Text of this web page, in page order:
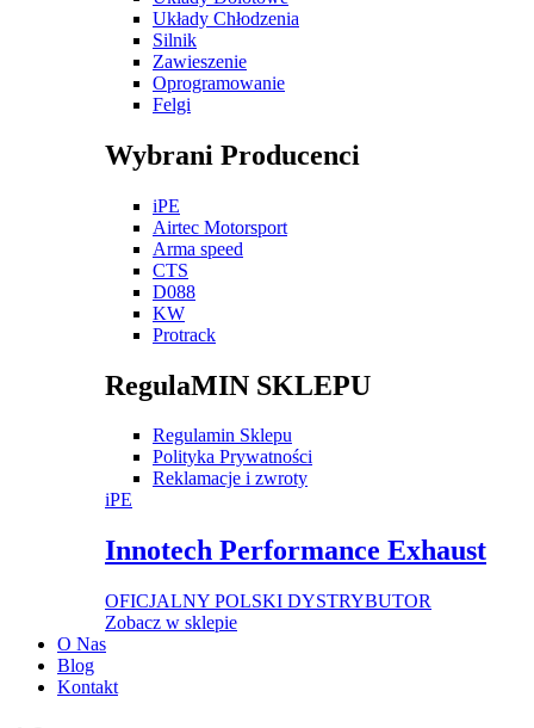
Układy Chłodzenia
Silnik
Zawieszenie
Oprogramowanie
Felgi
Wybrani Producenci
iPE
Airtec Motorsport
Arma speed
CTS
D088
KW
Protrack
RegulaMIN SKLEPU
Regulamin Sklepu
Polityka Prywatności
Reklamacje i zwroty
iPE
Innotech Performance Exhaust
OFICJALNY POLSKI DYSTRYBUTOR
Zobacz w sklepie
O Nas
Blog
Kontakt